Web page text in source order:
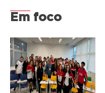
Em foco